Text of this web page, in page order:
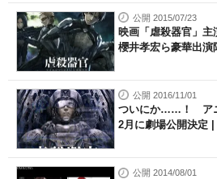
公開 2015/07/23
映画「虐殺器官」
櫻井孝宏ら豪華出
公開 2016/11/01
ついにか……！ ア
2月に劇場公開決定
公開 2014/08/01